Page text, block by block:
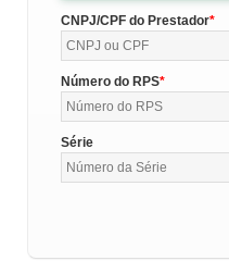
CNPJ/CPF do Prestador
Número do RPS
Série